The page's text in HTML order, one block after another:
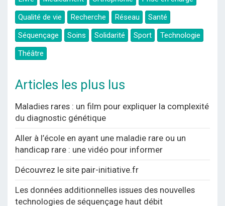
Qualité de vie
Recherche Réseau
Santé
Séquençage
Soins Solidarité Sport
Technologie
Théâtre
Articles les plus lus
Maladies rares : un film pour expliquer la complexité
du diagnostic génétique
Aller à l’école en ayant une maladie rare ou un
handicap rare : une vidéo pour informer
Découvrez le site pair-initiative.fr
Les données additionnelles issues des nouvelles
technologies de séquençage haut débit